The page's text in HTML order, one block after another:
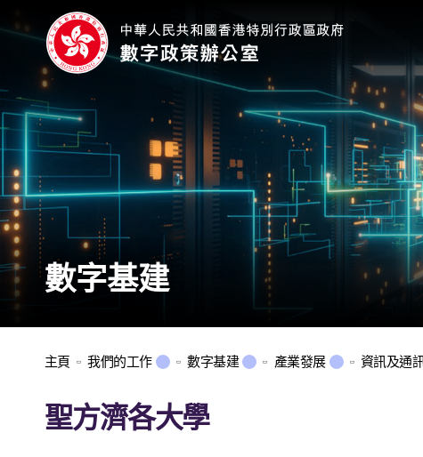
數字基建
主頁 我們的工作 數字基建 產業發展 資訊及通
聖方濟各大學